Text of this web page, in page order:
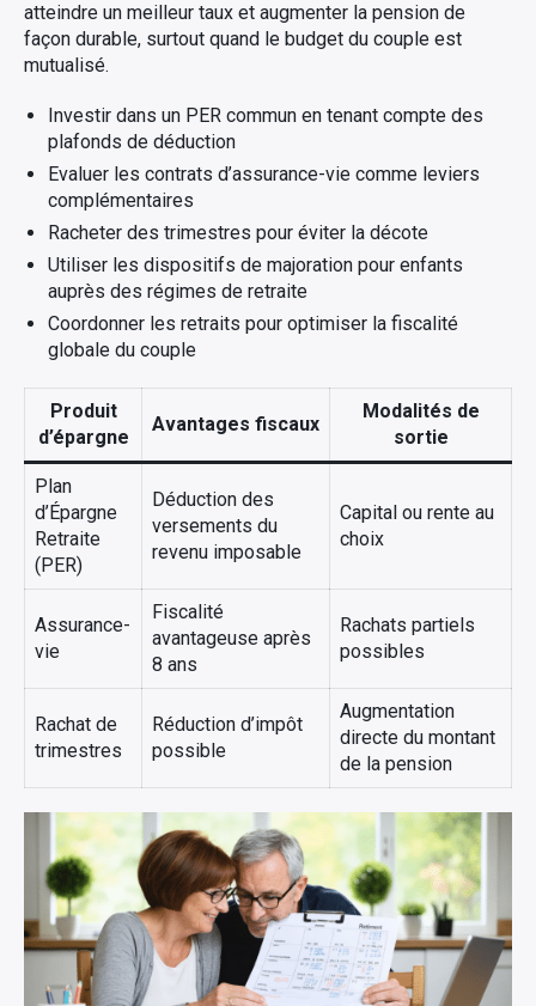
atteindre un meilleur taux et augmenter la pension de
façon durable, surtout quand le budget du couple est
mutualisé.
Investir dans un PER commun en tenant compte des
plafonds de déduction
Evaluer les contrats d’assurance-vie comme leviers
complémentaires
Racheter des trimestres pour éviter la décote
Utiliser les dispositifs de majoration pour enfants
auprès des régimes de retraite
Coordonner les retraits pour optimiser la fiscalité
globale du couple
Produit
d’épargne
Avantages fiscaux
Modalités de
sortie
Plan
d’Épargne
Retraite
(PER)
Déduction des
versements du
revenu imposable
Capital ou rente au
choix
Assurance-
vie
Fiscalité
avantageuse après
8 ans
Rachats partiels
possibles
Rachat de
trimestres
Réduction d’impôt
possible
Augmentation
directe du montant
de la pension